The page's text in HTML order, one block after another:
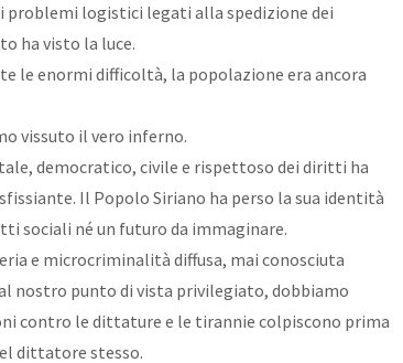
problemi logistici legati alla spedizione dei
ha visto la luce.
le enormi difficoltà, la popolazione era ancora
vissuto il vero inferno.
democratico, civile e rispettoso dei diritti ha
Il Popolo Siriano ha perso la sua identità
sociali né un futuro da immaginare.
e microcriminalità diffusa, mai conosciuta
nostro punto di vista privilegiato, dobbiamo
contro le dittature e le tirannie colpiscono prima
dittatore stesso.